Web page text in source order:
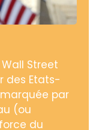
Wall Street
des Etats-
par
(ou
du